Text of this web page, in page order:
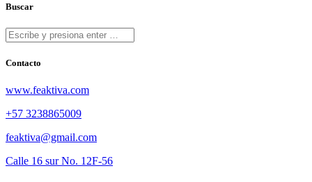
Buscar
Contacto
www.feaktiva.com
+57 3238865009
feaktiva@gmail.com
Calle 16 sur No. 12F-56